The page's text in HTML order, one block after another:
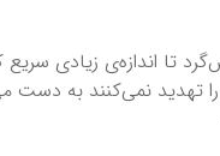
تا اندازه‌ی زیادی سریع
تهدید نمی‌کنند به دست